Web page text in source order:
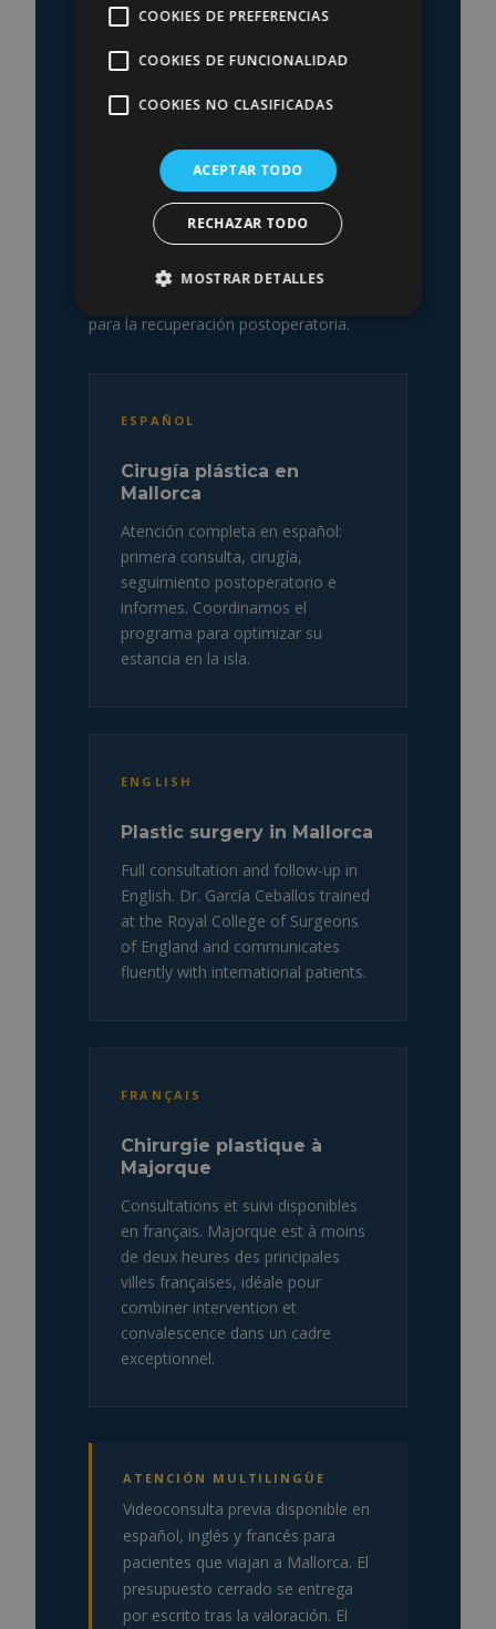
Cirugía plástica en
Mallorca para
pacientes
Mallorca Medical Group recibe pacientes de
toda España, Reino Unido, Francia y otros
países europeos. La isla ofrece conexiones
aéreas directas desde las principales
para la recuperación postoperatoria.
ESPAÑOL
Cirugía plástica en
Mallorca
Atención completa en español:
primera consulta, cirugía,
seguimiento postoperatorio e
informes. Coordinamos el
programa para optimizar su
estancia en la isla.
ENGLISH
Plastic surgery in Mallorca
Full consultation and follow-up in
English. Dr. García Ceballos trained
at the Royal College of Surgeons
of England and communicates
fluently with international patients.
FRANÇAIS
Chirurgie plastique à
Majorque
Consultations et suivi disponibles
en français. Majorque est à moins
de deux heures des principales
villes françaises, idéale pour
combiner intervention et
convalescence dans un cadre
exceptionnel.
ATENCIÓN MULTILINGÜE
Videoconsulta previa disponible en
español, inglés y francés para
pacientes que viajan a Mallorca. El
presupuesto cerrado se entrega
por escrito tras la valoración. El
COOKIES DE PREFERENCIAS
COOKIES DE FUNCIONALIDAD
COOKIES NO CLASIFICADAS
ACEPTAR TODO
RECHAZAR TODO
MOSTRAR DETALLES